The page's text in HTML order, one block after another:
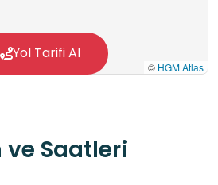
© HGM Atlas
Yol Tarifi Al
ve Saatleri